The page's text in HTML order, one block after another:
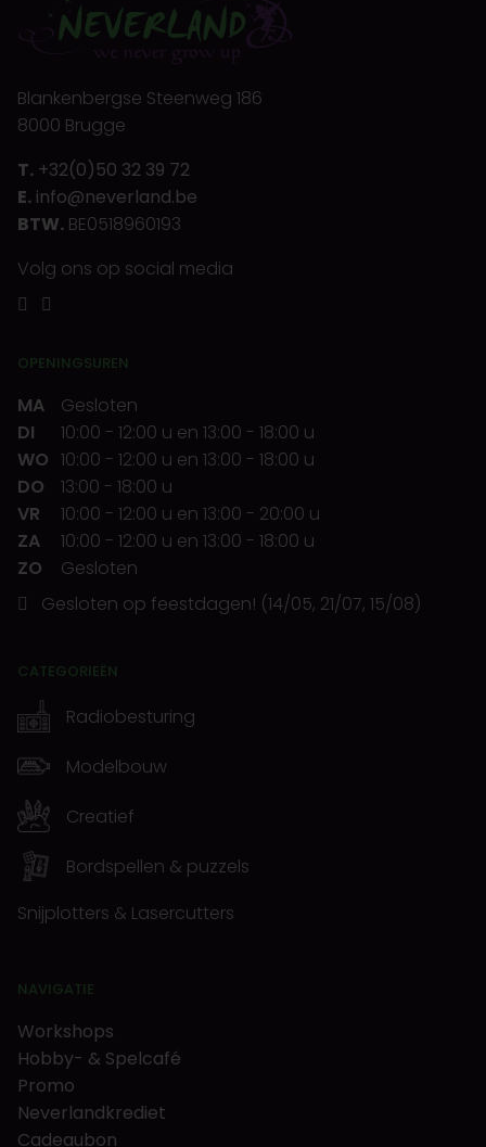
Blankenbergse Steenweg 186
8000 Brugge
T. +32(0)50 32 39 72
E. info@neverland.be
BTW. BE0518960193
Volg ons op social media
OPENINGSUREN
MA
Gesloten
DI
10:00 - 12:00 u en 13:00 - 18:00 u
WO 10:00 - 12:00 u en 13:00 - 18:00 u
DO
13:00 - 18:00 u
VR
10:00 - 12:00 u en 13:00 - 20:00 u
ZA
10:00 - 12:00 u en 13:00 - 18:00 u
ZO
Gesloten
Gesloten op feestdagen! (14/05, 21/07, 15/08)
CATEGORIEËN
Radiobesturing
Modelbouw
Creatief
Bordspellen & puzzels
Snijplotters & Lasercutters
NAVIGATIE
Workshops
Hobby- & Spelcafé
Promo
Neverlandkrediet
Cadeaubon